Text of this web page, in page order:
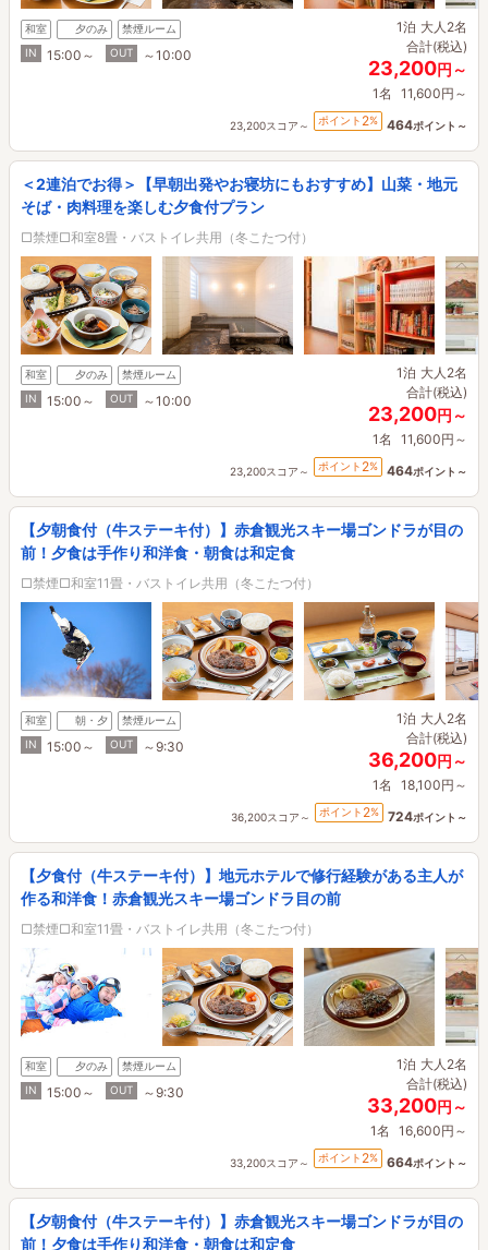
和室 夕のみ
禁煙ルーム
IN
15:00～ OUT ～10:00
1泊 大人2名
合計(税込)
23,200円～
1名 11,600円～
23,200スコア～ ポイント 2% 464ポイント～
＜2連泊でお得＞【早朝出発やお寝坊にもおすすめ】山菜・地元
そば・肉料理を楽しむ夕食付プラン
□禁煙□和室8畳・バストイレ共用（冬こたつ付）
和室 夕のみ
禁煙ルーム
IN
15:00～ OUT ～10:00
1泊 大人2名
合計(税込)
23,200円～
1名 11,600円～
23,200スコア～ ポイント 2% 464ポイント～
【夕朝食付（牛ステーキ付）】赤倉観光スキー場ゴンドラが目の
前！夕食は手作り和洋食・朝食は和定食
□禁煙□和室11畳・バストイレ共用（冬こたつ付）
和室 朝・夕
禁煙ルーム
IN
15:00～ OUT ～9:30
1泊 大人2名
合計(税込)
36,200円～
1名 18,100円～
36,200スコア～ ポイント 2% 724ポイント～
【夕食付（牛ステーキ付）】地元ホテルで修行経験がある主人が
作る和洋食！赤倉観光スキー場ゴンドラ目の前
□禁煙□和室11畳・バストイレ共用（冬こたつ付）
和室 夕のみ
禁煙ルーム
IN
15:00～ OUT ～9:30
1泊 大人2名
合計(税込)
33,200円～
1名 16,600円～
33,200スコア～ ポイント 2% 664ポイント～
【夕朝食付（牛ステーキ付）】赤倉観光スキー場ゴンドラが目の
前！夕食は手作り和洋食・朝食は和定食